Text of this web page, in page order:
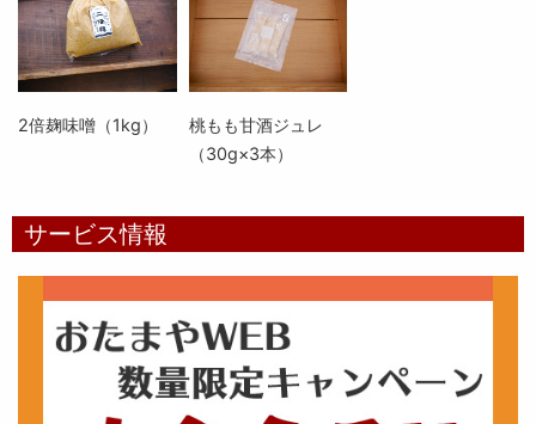
2倍麹味噌（1kg）
桃もも甘酒ジュレ
（30g×3本）
サービス情報